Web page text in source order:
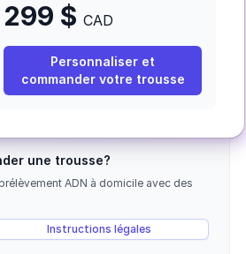
299 $ CAD
Personnaliser et
commander votre trousse
une trousse?
ADN à domicile avec des
Instructions légales